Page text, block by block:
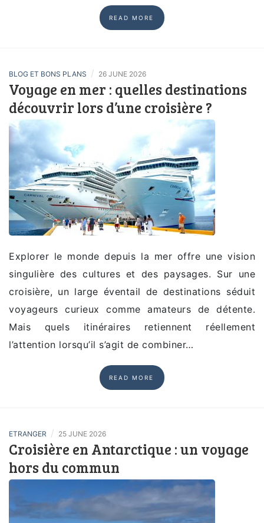
READ MORE
BLOG ET BONS PLANS / 26 JUNE 2026
Voyage en mer : quelles destinations
découvrir lors d’une croisière ?
Explorer le monde depuis la mer offre une vision
singulière des cultures et des paysages. Sur une
croisière, un large éventail de destinations séduit
voyageurs curieux comme amateurs de détente.
Mais quels itinéraires retiennent réellement
l’attention lorsqu’il s’agit de combiner…
READ MORE
ETRANGER / 25 JUNE 2026
Croisière en Antarctique : un voyage
hors du commun